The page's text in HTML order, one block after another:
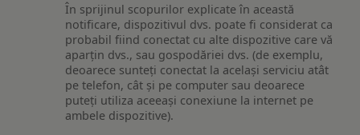
În sprijinul scopurilor explicate în această
notificare, dispozitivul dvs. poate fi considerat ca
probabil fiind conectat cu alte dispozitive care vă
aparțin dvs., sau gospodăriei dvs. (de exemplu,
deoarece sunteți conectat la același serviciu atât
pe telefon, cât și pe computer sau deoarece
puteți utiliza aceeași conexiune la internet pe
ambele dispozitive).